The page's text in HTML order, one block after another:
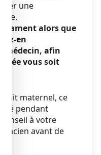
une
alors que
en
médecin, afin
vous soit
lait maternel, ce
pendant
conseil à votre
avant de